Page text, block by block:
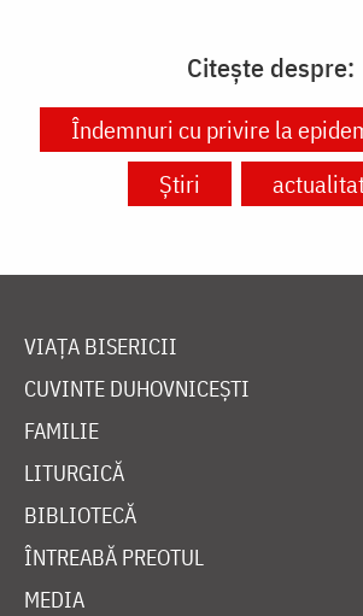
Citește despre:
Îndemnuri cu privire la
Știri
VIAȚA BISERICII
CUVINTE DUHOVNICEȘTI
FAMILIE
LITURGICĂ
BIBLIOTECĂ
ÎNTREABĂ PREOTUL
MEDIA